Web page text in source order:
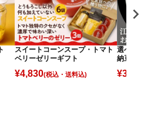
スイートコーンスープ・トマト
ベリーゼリーギフト
¥4,830(税込)
選べる 北
納豆
¥3,780